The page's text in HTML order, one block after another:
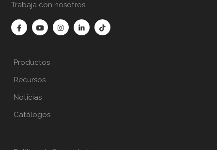
Trabaja con nosotros
Productos
Recursos
Noticias
Catálogos